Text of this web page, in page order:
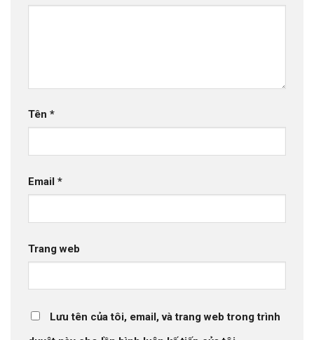
Tên *
Email *
Trang web
Lưu tên của tôi, email, và trang web trong trình